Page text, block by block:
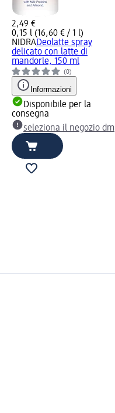
2,49 €
0,15 l (16,60 € / 1 l)
NIDRADeolatte spray
delicato con latte di
mandorle, 150 ml
(0)
Informazioni
Disponibile per la
consegna
seleziona il negozio dm